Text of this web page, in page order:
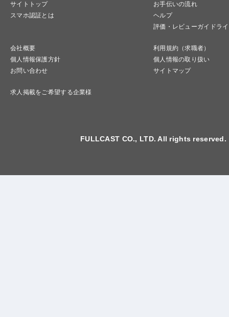
サイトトップ
お手伝いの流れ
スマホ認証とは
ヘルプ
評価・レビューガイドラ
会社概要
利用規約（求職者）
個人情報保護方針
個人情報の取り扱い
お問い合わせ
サイトマップ
求人掲載をご希望する企業様
FULLCAST CO., LTD. All rights reserved.